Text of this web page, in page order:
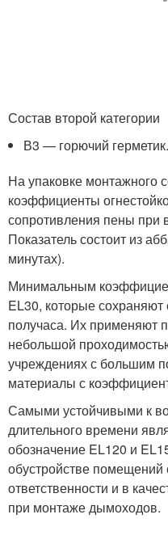
Состав второй категории
В3 — горючий герметик.
На упаковке монтажного
коэффициенты
сопротивления пены при
Показатель состоит из
минутах).
Минимальным
EL30, которые сохраняют
получаса. Их применяют
небольшой
учреждениях с большим
материалы с
Самыми устойчивыми к
длительного времени
обозначение EL120 и
обустройстве
ответственности и в
при монтаже дымоходов.